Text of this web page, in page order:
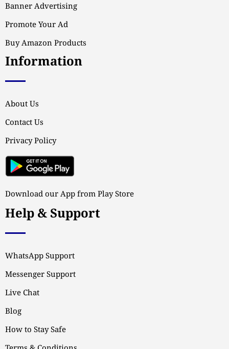
Banner Advertising
Promote Your Ad
Buy Amazon Products
Information
About Us
Contact Us
Privacy Policy
Download our App from Play Store
Help & Support
WhatsApp Support
Messenger Support
Live Chat
Blog
How to Stay Safe